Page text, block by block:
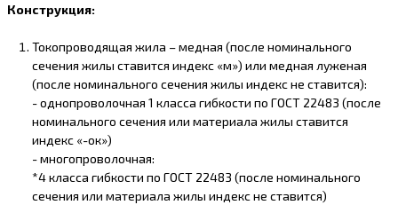
Конструкция:
Токопроводящая жила – медная (после номинального
сечения жилы ставится индекс «м») или медная луженая
(после номинального сечения жилы индекс не ставится):
- однопроволочная 1 класса гибкости по ГОСТ 22483 (после
номинального сечения или материала жилы ставится
индекс «-ок»)
- многопроволочная:
*4 класса гибкости по ГОСТ 22483 (после номинального
сечения или материала жилы индекс не ставится)